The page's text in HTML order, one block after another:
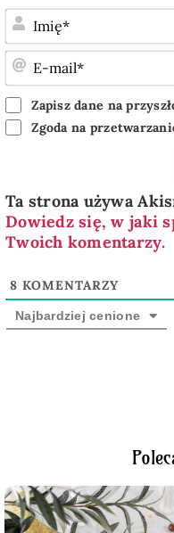
Zapisz dane na
Zgoda na
Ta strona używa
Dowiedz się, w jaki
Twoich komentarzy.
8 KOMENTARZY
Najbardziej cenione